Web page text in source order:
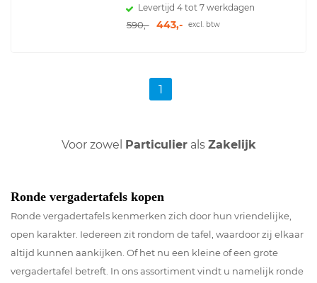
Levertijd 4 tot 7 werkdagen
590,- 443,- excl. btw
1
Voor zowel Particulierals Zakelijk
Ronde vergadertafels kopen
Ronde vergadertafels kenmerken zich door hun vriendelijke,
open karakter. Iedereen zit rondom de tafel, waardoor zij elkaar
altijd kunnen aankijken. Of het nu een kleine of een grote
vergadertafel betreft. In ons assortiment vindt u namelijk ronde